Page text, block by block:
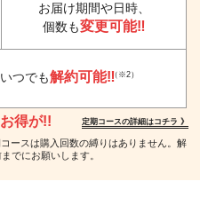
お届け期間や日時、
個数も変更可能‼
つでも解約可能‼（※2）
得が!! 定期コースの詳細はコチラ 》
スは購入回数の縛りはありません。解
でにお願いします。